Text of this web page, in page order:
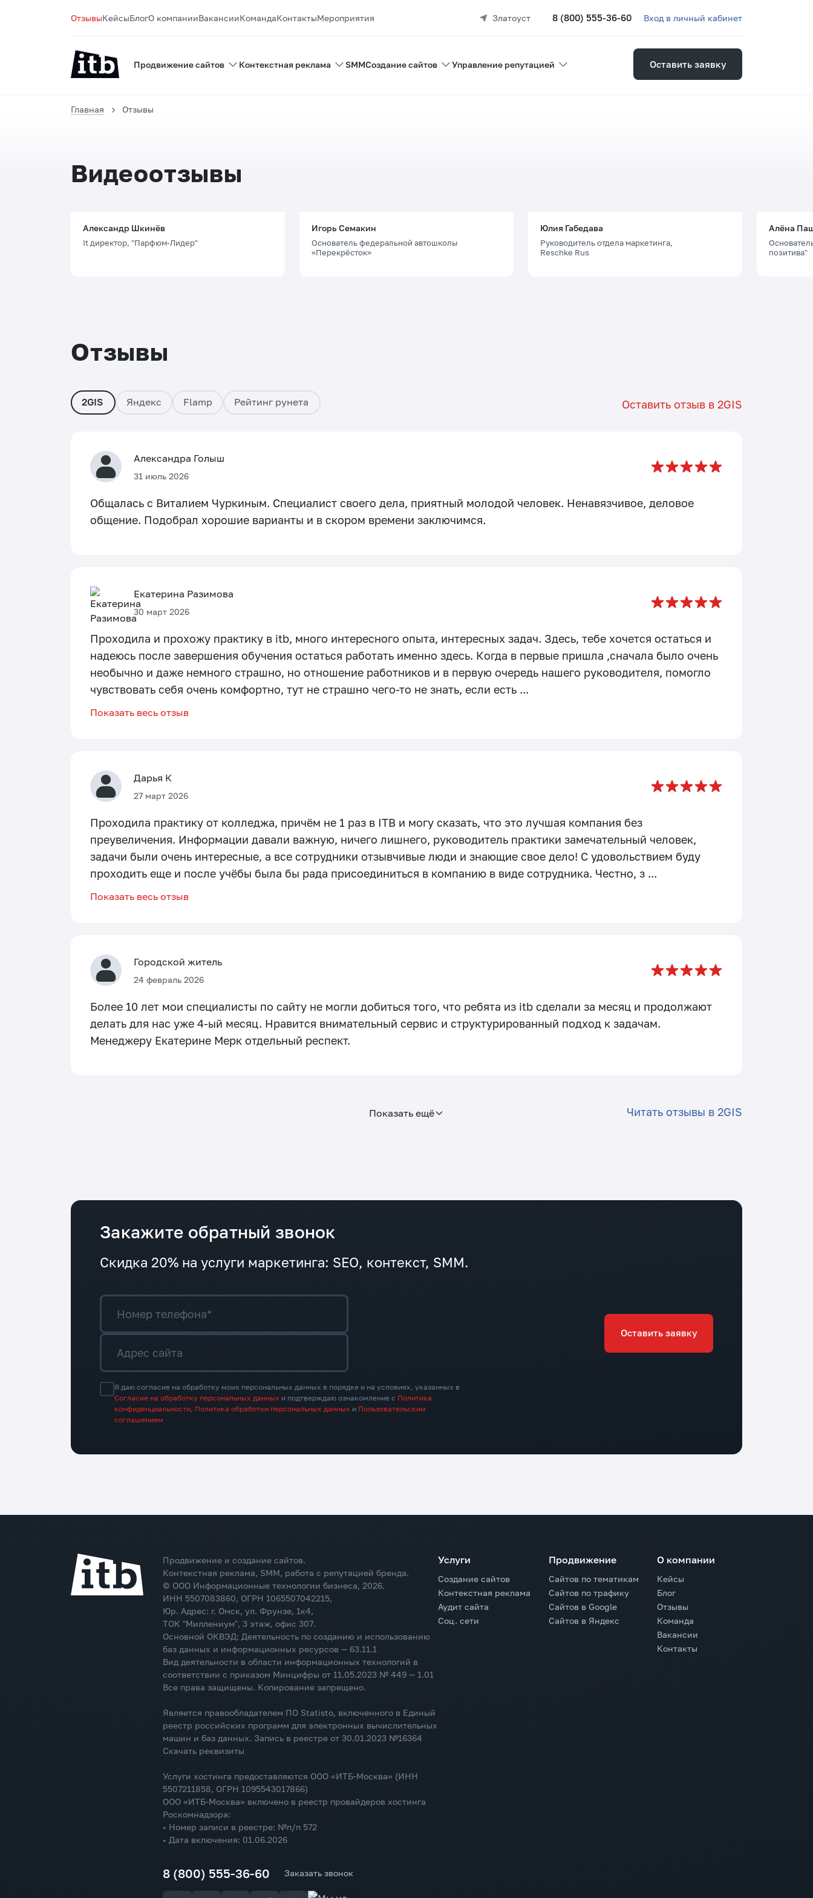
ОтзывыКейсыБлогО компанииВакансииКомандаКонтактыМероприятия Златоуст 8 (800) 555-36-60 Вход в личный кабинет
Продвижение сайтов Контекстная реклама SMMСоздание сайтов Управление репутацией Оставить заявку
Главная Отзывы
Видеоотзывы
Александр Шкинёв
It директор, "Парфюм-Лидер"
Игорь Семакин
Основатель федеральной автошколы
«Перекрёсток»
Юлия Габедава
Руководитель отдела маркетинга,
Reschke Rus
Алёна
позитива"
Отзывы
2GIS Яндекс Flamp Рейтинг рунета Оставить отзыв в 2GIS
Александра Голыш
31 июль 2026
Общалась с Виталием Чуркиным. Специалист своего дела, приятный молодой человек. Ненавязчивое, деловое
общение. Подобрал хорошие варианты и в скором времени заключимся.
Екатерина Разимова
30 март 2026
Проходила и прохожу практику в itb, много интересного опыта, интересных задач. Здесь, тебе хочется остаться и
надеюсь после завершения обучения остаться работать именно здесь. Когда в первые пришла ,сначала было очень
необычно и даже немного страшно, но отношение работников и в первую очередь нашего руководителя, помогло
чувствовать себя очень комфортно, тут не страшно чего-то не знать, если есть ...
Показать весь отзыв
Дарья К
27 март 2026
Проходила практику от колледжа, причём не 1 раз в ITB и могу сказать, что это лучшая компания без
преувеличения. Информации давали важную, ничего лишнего, руководитель практики замечательный человек,
задачи были очень интересные, а все сотрудники отзывчивые люди и знающие свое дело! С удовольствием буду
проходить еще и после учёбы была бы рада присоединиться в компанию в виде сотрудника. Честно, з ...
Показать весь отзыв
Городской житель
24 февраль 2026
Более 10 лет мои специалисты по сайту не могли добиться того, что ребята из itb сделали за месяц и продолжают
делать для нас уже 4-ый месяц. Нравится внимательный сервис и структурированный подход к задачам.
Менеджеру Екатерине Мерк отдельный респект.
Показать ещё Читать отзывы в 2GIS
Закажите обратный звонок
Скидка 20% на услуги маркетинга: SEO, контекст, SMM.
Номер телефона*
Адрес сайта
Оставить заявку
Я даю согласие на обработку моих персональных данных в порядке и на условиях, указанных в
Согласие на обработку персональных данных и подтверждаю ознакомление с Политика
конфиденциальности, Политика обработки персональных данных и Пользовательским
соглашением
Продвижение и создание сайтов.
Контекстная реклама, SMM, работа с репутацией бренда.
© ООО Информационные технологии бизнеса, 2026.
ИНН 5507083860, ОГРН 1065507042215,
Юр. Адрес: г. Омск, ул. Фрунзе, 1к4,
ТОК "Миллениум", 3 этаж, офис 307.
Основной ОКВЭД: Деятельность по созданию и использованию
баз данных и информационных ресурсов — 63.11.1
Вид деятельности в области информационных технологий в
соответствии с приказом Минцифры от 11.05.2023 № 449 — 1.01
Все права защищены. Копирование запрещено.
Является правообладателем ПО Statisto, включенного в Единый
реестр российских программ для электронных вычислительных
машин и баз данных. Запись в реестре от 30.01.2023 №16364
Скачать реквизиты
Услуги хостинга предоставляются ООО «ИТБ-Москва» (ИНН
5507211858, ОГРН 1095543017866)
ООО «ИТБ-Москва» включено в реестр провайдеров хостинга
Роскомнадзора:
• Номер записи в реестре: №п/п 572
• Дата включения: 01.06.2026
8 (800) 555-36-60 Заказать звонок
Услуги
Создание сайтов
Контекстная реклама
Аудит сайта
Соц. сети
Продвижение
Сайтов по тематикам
Сайтов по трафику
Сайтов в Google
Сайтов в Яндекс
О компании
Кейсы
Блог
Отзывы
Команда
Вакансии
Контакты